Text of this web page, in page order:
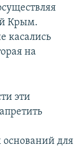
Крым.
касались
на
эти
для